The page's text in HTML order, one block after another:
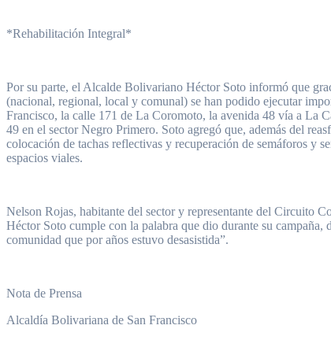
*Rehabilitación Integral*
Por su parte, el Alcalde Bolivariano Héctor Soto informó que
(nacional, regional, local y comunal) se han podido ejecutar
Francisco, la calle 171 de La Coromoto, la avenida 48 vía a La
49 en el sector Negro Primero. Soto agregó que, además del
colocación de tachas reflectivas y recuperación de semáforos y
espacios viales.
Nelson Rojas, habitante del sector y representante del Circuito
Héctor Soto cumple con la palabra que dio durante su
comunidad que por años estuvo desasistida”.
Nota de Prensa
Alcaldía Bolivariana de San Francisco